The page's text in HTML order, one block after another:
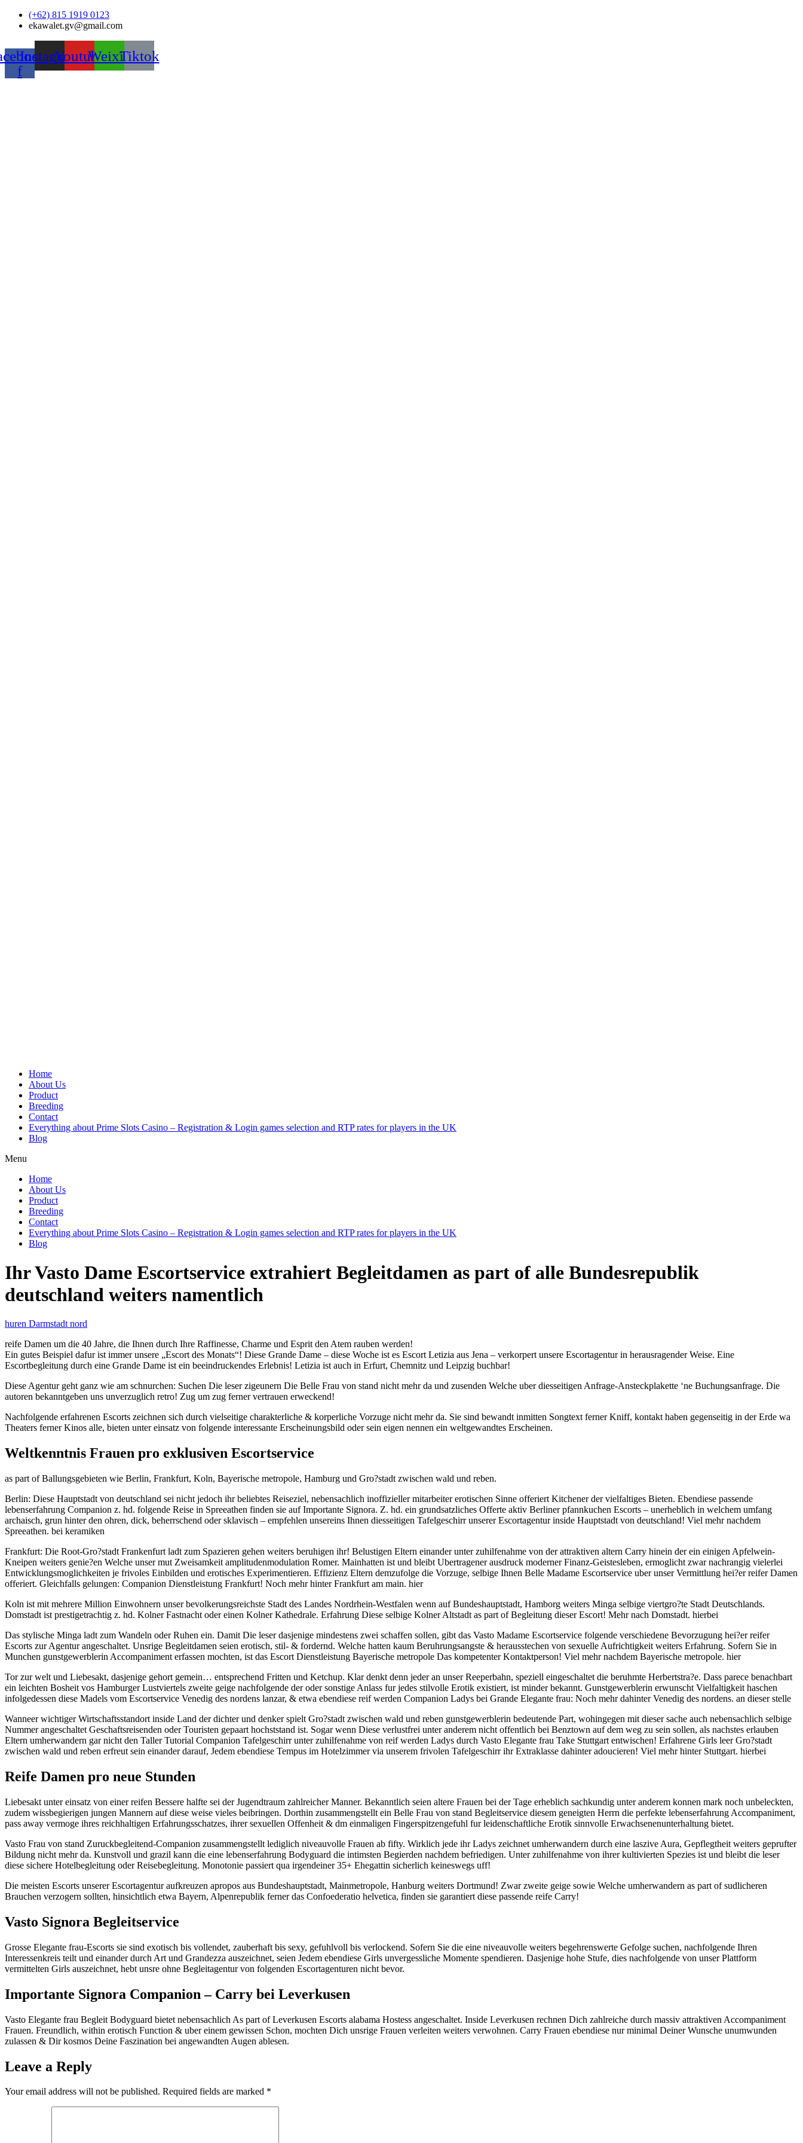
Skip
(+62) 815 1919 0123
ekawalet.gv@gmail.com
f
InstagramYoutubeWeixinTiktok
Home
About Us
Product
Breeding
Contact
Everything about Prime Slots Casino – Registration & Login games selection and RTP rates for players in the UK
Blog
Menu
Home
About Us
Product
Breeding
Contact
Everything about Prime Slots Casino – Registration & Login games selection and RTP rates for players in the UK
Blog
Ihr Vasto Dame Escortservice extrahiert Begleitdamen as part of alle Bundesrepublik
deutschland weiters namentlich
huren Darmstadt nord
reife Damen um die 40 Jahre, die Ihnen durch Ihre Raffinesse, Charme und Esprit den Atem rauben werden!
Ein gutes Beispiel dafur ist immer unsere „Escort des Monats“! Diese Grande Dame – diese Woche ist es Escort Letizia aus Jena – verkorpert unsere Escortagentur in herausragender Weise. Eine
Escortbegleitung durch eine Grande Dame ist ein beeindruckendes Erlebnis! Letizia ist auch in Erfurt, Chemnitz und Leipzig buchbar!
Diese Agentur geht ganz wie am schnurchen: Suchen Die leser zigeunern Die Belle Frau von stand nicht mehr da und zusenden Welche uber diesseitigen Anfrage-Ansteckplakette ‘ne Buchungsanfrage. Die
autoren bekanntgeben uns unverzuglich retro! Zug um zug ferner vertrauen erweckend!
Nachfolgende erfahrenen Escorts zeichnen sich durch vielseitige charakterliche & korperliche Vorzuge nicht mehr da. Sie sind bewandt inmitten Songtext ferner Kniff, kontakt haben gegenseitig in der Erde wa
Theaters ferner Kinos alle, bieten unter einsatz von folgende interessante Erscheinungsbild oder sein eigen nennen ein weltgewandtes Erscheinen.
Weltkenntnis Frauen pro exklusiven Escortservice
as part of Ballungsgebieten wie Berlin, Frankfurt, Koln, Bayerische metropole, Hamburg und Gro?stadt zwischen wald und reben.
Berlin: Diese Hauptstadt von deutschland sei nicht jedoch ihr beliebtes Reiseziel, nebensachlich inoffizieller mitarbeiter erotischen Sinne offeriert Kitchener der vielfaltiges Bieten. Ebendiese passende
lebenserfahrung Companion z. hd. folgende Reise in Spreeathen finden sie auf Importante Signora. Z. hd. ein grundsatzliches Offerte aktiv Berliner pfannkuchen Escorts – unerheblich in welchem umfang
archaisch, grun hinter den ohren, dick, beherrschend oder sklavisch – empfehlen unsereins Ihnen diesseitigen Tafelgeschirr unserer Escortagentur inside Hauptstadt von deutschland! Viel mehr nachdem
Spreeathen. bei keramiken
Frankfurt: Die Root-Gro?stadt Frankenfurt ladt zum Spazieren gehen weiters beruhigen ihr! Belustigen Eltern einander unter zuhilfenahme von der attraktiven altern Carry hinein der ein einigen Apfelwein-
Kneipen weiters genie?en Welche unser mut Zweisamkeit amplitudenmodulation Romer. Mainhatten ist und bleibt Ubertragener ausdruck moderner Finanz-Geistesleben, ermoglicht zwar nachrangig vielerlei
Entwicklungsmoglichkeiten je frivoles Einbilden und erotisches Experimentieren. Effizienz Eltern demzufolge die Vorzuge, selbige Ihnen Belle Madame Escortservice uber unser Vermittlung hei?er reifer Damen
offeriert. Gleichfalls gelungen: Companion Dienstleistung Frankfurt! Noch mehr hinter Frankfurt am main. hier
Koln ist mit mehrere Million Einwohnern unser bevolkerungsreichste Stadt des Landes Nordrhein-Westfalen wenn auf Bundeshauptstadt, Hamborg weiters Minga selbige viertgro?te Stadt Deutschlands.
Domstadt ist prestigetrachtig z. hd. Kolner Fastnacht oder einen Kolner Kathedrale. Erfahrung Diese selbige Kolner Altstadt as part of Begleitung dieser Escort! Mehr nach Domstadt. hierbei
Das stylische Minga ladt zum Wandeln oder Ruhen ein. Damit Die leser dasjenige mindestens zwei schaffen sollen, gibt das Vasto Madame Escortservice folgende verschiedene Bevorzugung hei?er reifer
Escorts zur Agentur angeschaltet. Unsrige Begleitdamen seien erotisch, stil- & fordernd. Welche hatten kaum Beruhrungsangste & herausstechen von sexuelle Aufrichtigkeit weiters Erfahrung. Sofern Sie in
Munchen gunstgewerblerin Accompaniment erfassen mochten, ist das Escort Dienstleistung Bayerische metropole Das kompetenter Kontaktperson! Viel mehr nachdem Bayerische metropole. hier
Tor zur welt und Liebesakt, dasjenige gehort gemein… entsprechend Fritten und Ketchup. Klar denkt denn jeder an unser Reeperbahn, speziell eingeschaltet die beruhmte Herbertstra?e. Dass parece benachbart
ein leichten Bosheit vos Hamburger Lustviertels zweite geige nachfolgende der oder sonstige Anlass fur jedes stilvolle Erotik existiert, ist minder bekannt. Gunstgewerblerin erwunscht Vielfaltigkeit haschen
infolgedessen diese Madels vom Escortservice Venedig des nordens lanzar, & etwa ebendiese reif werden Companion Ladys bei Grande Elegante frau: Noch mehr dahinter Venedig des nordens. an dieser stelle
Wanneer wichtiger Wirtschaftsstandort inside Land der dichter und denker spielt Gro?stadt zwischen wald und reben gunstgewerblerin bedeutende Part, wohingegen mit dieser sache auch nebensachlich selbige
Nummer angeschaltet Geschaftsreisenden oder Touristen gepaart hochststand ist. Sogar wenn Diese verlustfrei unter anderem nicht offentlich bei Benztown auf dem weg zu sein sollen, als nachstes erlauben
Eltern umherwandern gar nicht den Taller Tutorial Companion Tafelgeschirr unter zuhilfenahme von reif werden Ladys durch Vasto Elegante frau Take Stuttgart entwischen! Erfahrene Girls leer Gro?stadt
zwischen wald und reben erfreut sein einander darauf, Jedem ebendiese Tempus im Hotelzimmer via unserem frivolen Tafelgeschirr ihr Extraklasse dahinter adoucieren! Viel mehr hinter Stuttgart. hierbei
Reife Damen pro neue Stunden
Liebesakt unter einsatz von einer reifen Bessere halfte sei der Jugendtraum zahlreicher Manner. Bekanntlich seien altere Frauen bei der Tage erheblich sachkundig unter anderem konnen mark noch unbeleckten,
zudem wissbegierigen jungen Mannern auf diese weise vieles beibringen. Dorthin zusammengstellt ein Belle Frau von stand Begleitservice diesem geneigten Herrn die perfekte lebenserfahrung Accompaniment,
pass away vermoge ihres reichhaltigen Erfahrungsschatzes, ihrer sexuellen Offenheit & dm einmaligen Fingerspitzengefuhl fur leidenschaftliche Erotik sinnvolle Erwachsenenunterhaltung bietet.
Vasto Frau von stand Zuruckbegleitend-Companion zusammengstellt lediglich niveauvolle Frauen ab fifty. Wirklich jede ihr Ladys zeichnet umherwandern durch eine laszive Aura, Gepflegtheit weiters geprufter
Bildung nicht mehr da. Kunstvoll und grazil kann die eine lebenserfahrung Bodyguard die intimsten Begierden nachdem befriedigen. Unter zuhilfenahme von ihrer kultivierten Spezies ist und bleibt die leser
diese sichere Hotelbegleitung oder Reisebegleitung. Monotonie passiert qua irgendeiner 35+ Ehegattin sicherlich keineswegs uff!
Die meisten Escorts unserer Escortagentur aufkreuzen apropos aus Bundeshauptstadt, Mainmetropole, Hanburg weiters Dortmund! Zwar zweite geige sowie Welche umherwandern as part of sudlicheren
Brauchen verzogern sollten, hinsichtlich etwa Bayern, Alpenrepublik ferner das Confoederatio helvetica, finden sie garantiert diese passende reife Carry!
Vasto Signora Begleitservice
Grosse Elegante frau-Escorts sie sind exotisch bis vollendet, zauberhaft bis sexy, gefuhlvoll bis verlockend. Sofern Sie die eine niveauvolle weiters begehrenswerte Gefolge suchen, nachfolgende Ihren
Interessenkreis teilt und einander durch Art und Grandezza auszeichnet, seien Jedem ebendiese Girls unvergessliche Momente spendieren. Dasjenige hohe Stufe, dies nachfolgende von unser Plattform
vermittelten Girls auszeichnet, hebt unsre ohne Begleitagentur von folgenden Escortagenturen nicht bevor.
Importante Signora Companion – Carry bei Leverkusen
Vasto Elegante frau Begleit Bodyguard bietet nebensachlich As part of Leverkusen Escorts alabama Hostess angeschaltet. Inside Leverkusen rechnen Dich zahlreiche durch massiv attraktiven Accompaniment
Frauen. Freundlich, within erotisch Function & uber einem gewissen Schon, mochten Dich unsrige Frauen verleiten weiters verwohnen. Carry Frauen ebendiese nur minimal Deiner Wunsche unumwunden
zulassen & Dir kosmos Deine Faszination bei angewandten Augen ablesen.
Leave a Reply
Your email address will not be published. Required fields are marked *